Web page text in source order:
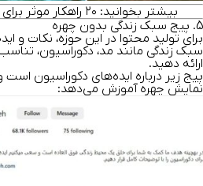
بیشتر بخوانید:
5. پیج سبک زندگی بدون چهره
برای تولید محتوا در این حوزه، نکات و
سبک زندگی مانند مد، دکوراسیون،
ارائه دهید.
پیج زیر درباره ایده‌های دکوراسیون
نمایش چهره آموزش می‌دهد: